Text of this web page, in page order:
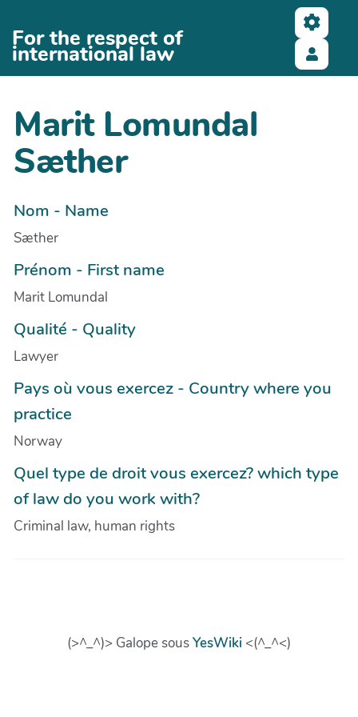
For the respect of
international law
Marit Lomundal
Sæther
Nom - Name
Sæther
Prénom - First name
Marit Lomundal
Qualité - Quality
Lawyer
Pays où vous exercez - Country where you
practice
Norway
Quel type de droit vous exercez? which type
of law do you work with?
Criminal law, human rights
(>^_^)> Galope sousYesWiki <(^_^<)